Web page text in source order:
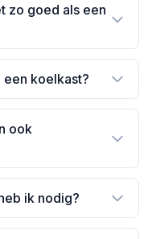
zo goed als een
koelkast?
ook
ik nodig?